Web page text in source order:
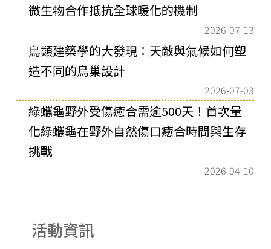
微生物合作抵抗全球暖化的機制
2026-07-13
鳥類建築學的大發現：天敵與氣候如何塑
造不同的鳥巢設計
2026-07-03
綠蠵龜野外受傷癒合需逾500天！首次量
化綠蠵龜在野外自然傷口癒合時間與生存
挑戰
2026-04-10
活動資訊